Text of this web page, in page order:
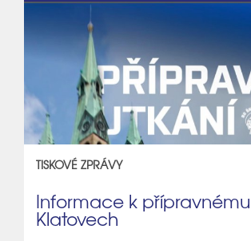
TISKOVÉ ZPRÁVY
Informace k
Klatovech